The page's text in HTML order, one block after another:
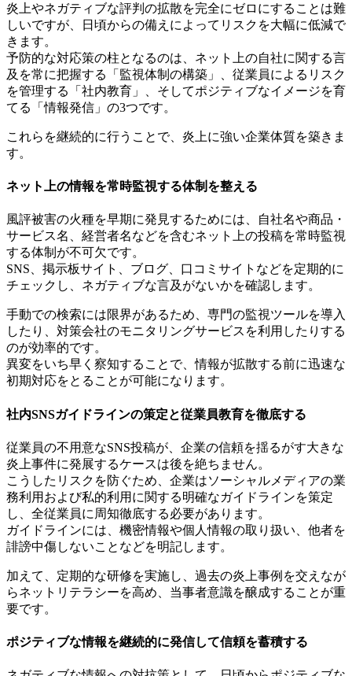
炎上やネガティブな評判の拡散を完全にゼロにすることは難
しいですが、日頃からの備えによってリスクを大幅に低減で
きます。
予防的な対応策の柱となるのは、ネット上の自社に関する言
及を常に把握する「監視体制の構築」、従業員によるリスク
を管理する「社内教育」、そしてポジティブなイメージを育
てる「情報発信」の3つです。
これらを継続的に行うことで、炎上に強い企業体質を築きま
す。
ネット上の情報を常時監視する体制を整える
風評被害の火種を早期に発見するためには、自社名や商品・
サービス名、経営者名などを含むネット上の投稿を常時監視
する体制が不可欠です。
SNS、掲示板サイト、ブログ、口コミサイトなどを定期的に
チェックし、ネガティブな言及がないかを確認します。
手動での検索には限界があるため、専門の監視ツールを導入
したり、対策会社のモニタリングサービスを利用したりする
のが効率的です。
異変をいち早く察知することで、情報が拡散する前に迅速な
初期対応をとることが可能になります。
社内SNSガイドラインの策定と従業員教育を徹底する
従業員の不用意なSNS投稿が、企業の信頼を揺るがす大きな
炎上事件に発展するケースは後を絶ちません。
こうしたリスクを防ぐため、企業はソーシャルメディアの業
務利用および私的利用に関する明確なガイドラインを策定
し、全従業員に周知徹底する必要があります。
ガイドラインには、機密情報や個人情報の取り扱い、他者を
誹謗中傷しないことなどを明記します。
加えて、定期的な研修を実施し、過去の炎上事例を交えなが
らネットリテラシーを高め、当事者意識を醸成することが重
要です。
ポジティブな情報を継続的に発信して信頼を蓄積する